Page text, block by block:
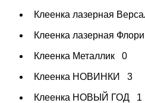
Клеенка лазерная
Клеенка лазерная
Клеенка Металлик 0
Клеенка НОВИНКИ 3
Клеенка НОВЫЙ ГОД 1